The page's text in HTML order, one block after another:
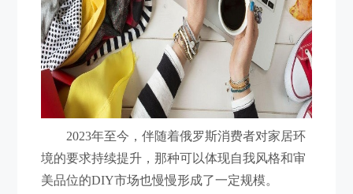
2023年至今，伴随着俄罗斯消费者对家居环
境的要求持续提升，那种可以体现自我风格和审
美品位的DIY市场也慢慢形成了一定规模。